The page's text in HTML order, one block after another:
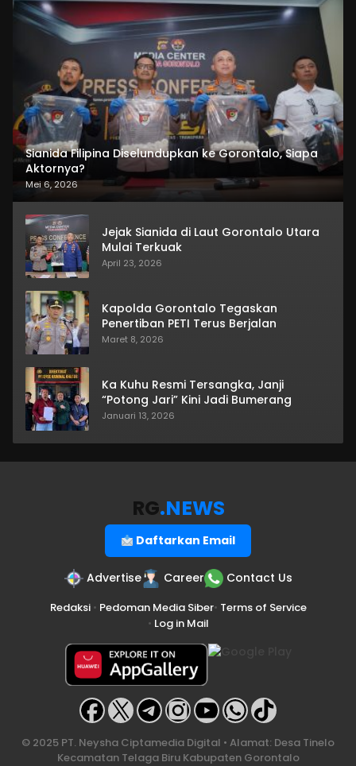
Sianida Filipina Diselundupkan ke Gorontalo, Siapa
Aktornya?
Mei 6, 2026
Jejak Sianida di Laut Gorontalo Utara
Mulai Terkuak
April 23, 2026
Kapolda Gorontalo Tegaskan
Penertiban PETI Terus Berjalan
Maret 8, 2026
Ka Kuhu Resmi Tersangka, Janji
“Potong Jari” Kini Jadi Bumerang
Januari 13, 2026
RG.NEWS
Daftarkan Email
Advertise Career Contact Us
Redaksi• Pedoman Media Siber• Terms of Service
• Log in Mail
© 2025 PT. Neysha Ciptamedia Digital • Alamat: Desa Tinelo
Kecamatan Telaga Biru Kabupaten Gorontalo